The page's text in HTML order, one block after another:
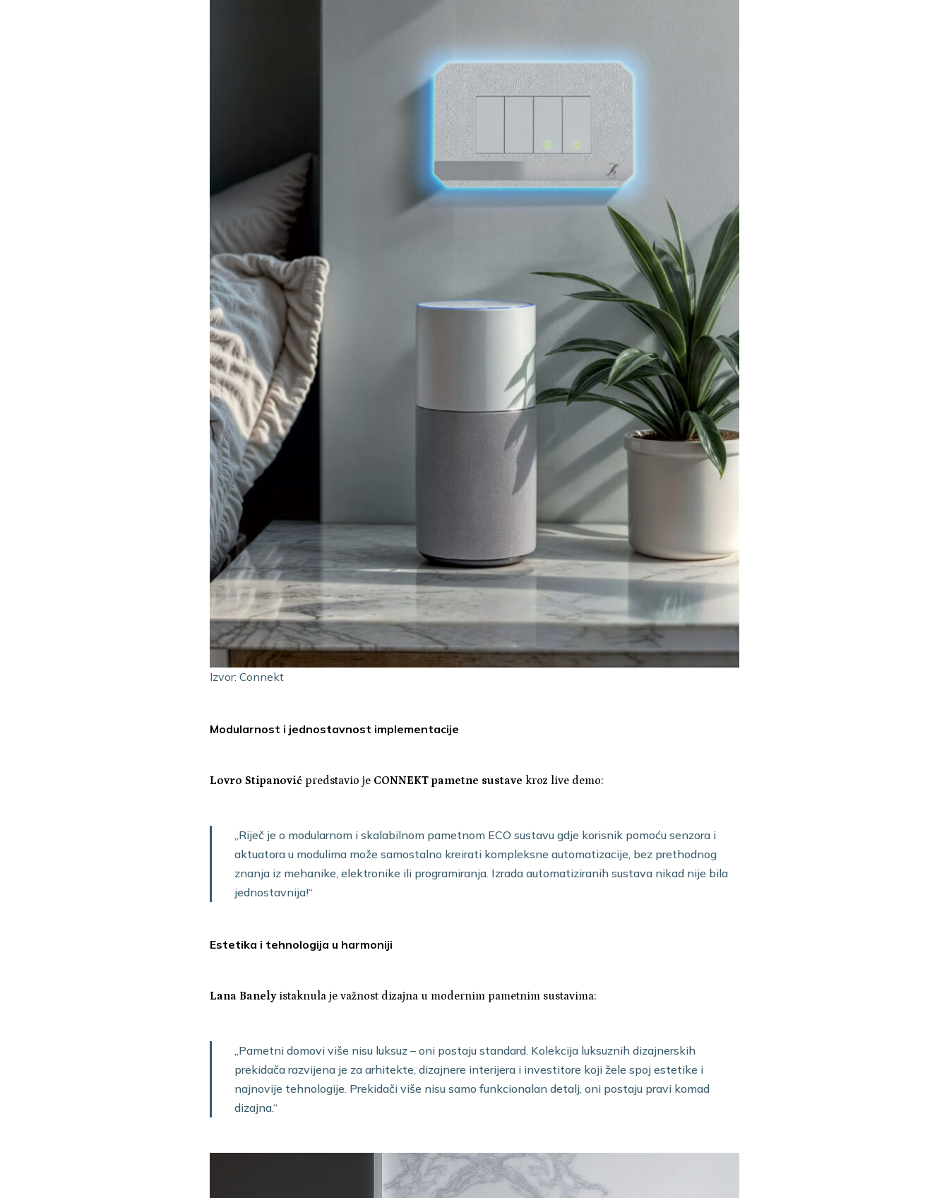
Izvor: Connekt
Modularnost i jednostavnost implementacije
Lovro Stipanović predstavio je CONNEKT pametne sustave kroz live demo:
„Riječ je o modularnom i skalabilnom pametnom ECO sustavu gdje korisnik pomoću senzora i
aktuatora u modulima može samostalno kreirati kompleksne automatizacije, bez prethodnog
znanja iz mehanike, elektronike ili programiranja. Izrada automatiziranih sustava nikad nije bila
jednostavnija!“
Estetika i tehnologija u harmoniji
Lana Banelyistaknula je važnost dizajna u modernim pametnim sustavima:
„Pametni domovi više nisu luksuz – oni postaju standard. Kolekcija luksuznih dizajnerskih
prekidača razvijena je za arhitekte, dizajnere interijera i investitore koji žele spoj estetike i
najnovije tehnologije. Prekidači više nisu samo funkcionalan detalj, oni postaju pravi komad
dizajna.“